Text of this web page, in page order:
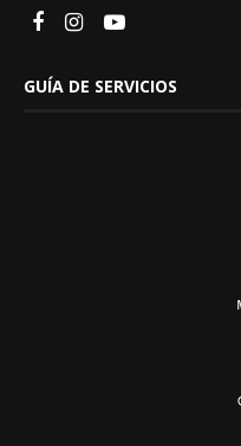
GUÍA DE SERVICIOS